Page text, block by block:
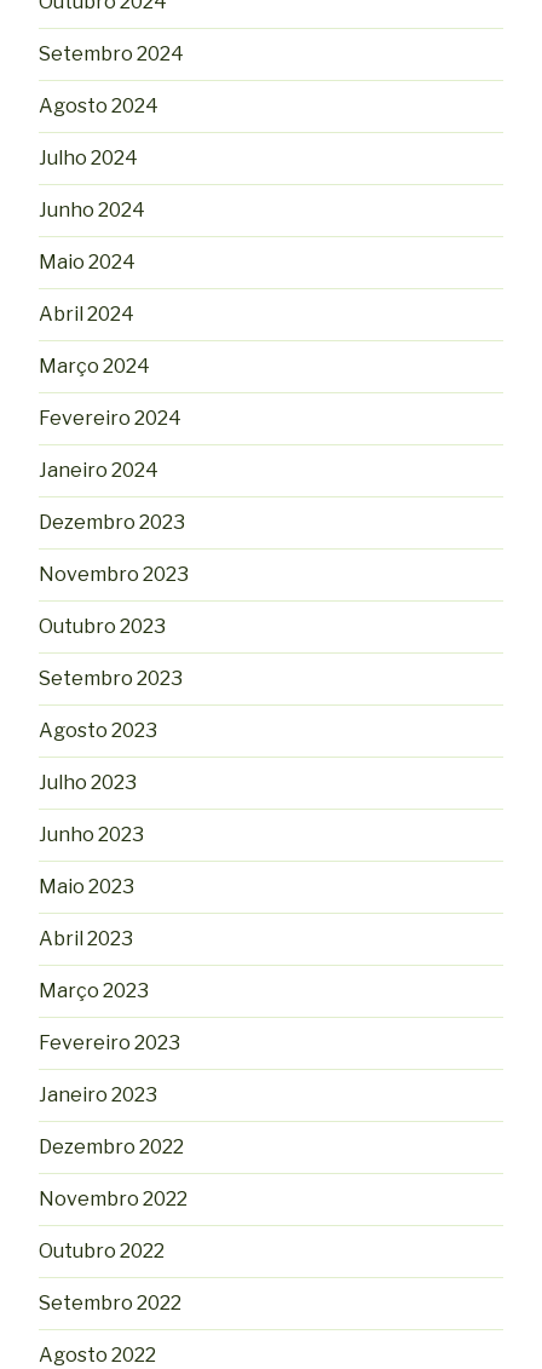
Setembro 2024
Agosto 2024
Julho 2024
Junho 2024
Maio 2024
Abril 2024
Março 2024
Fevereiro 2024
Janeiro 2024
Dezembro 2023
Novembro 2023
Outubro 2023
Setembro 2023
Agosto 2023
Julho 2023
Junho 2023
Maio 2023
Abril 2023
Março 2023
Fevereiro 2023
Janeiro 2023
Dezembro 2022
Novembro 2022
Outubro 2022
Setembro 2022
Agosto 2022